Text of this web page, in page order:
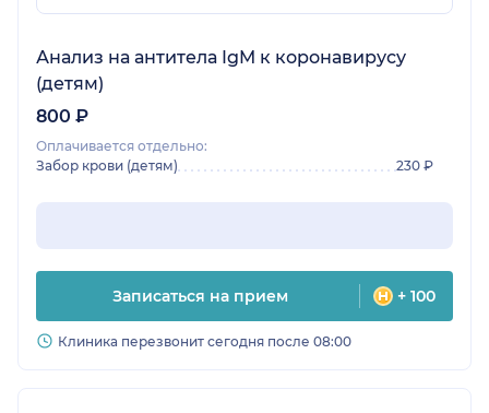
Анализ на антитела IgM к коронавирусу
(детям)
800 ₽
Оплачивается отдельно:
Забор крови (детям)
230 ₽
Записаться на прием + 100
Клиника перезвонит сегодня после 08:00